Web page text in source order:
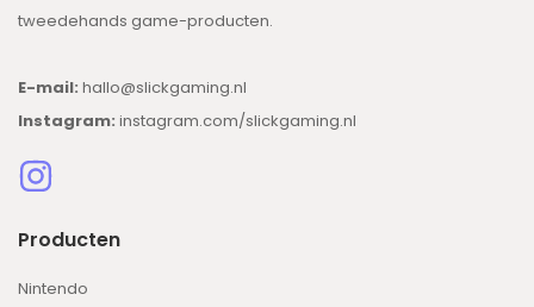
tweedehands game-producten.
E-mail: hallo@slickgaming.nl
Instagram: instagram.com/slickgaming.nl
Producten
Nintendo